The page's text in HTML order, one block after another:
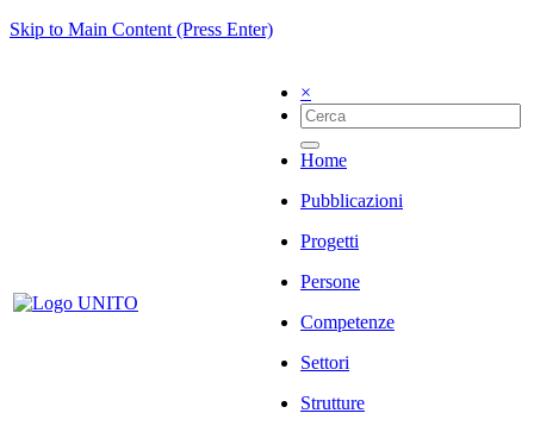
Skip to Main Content (Press Enter)
×
Home
Pubblicazioni
Progetti
Persone
Competenze
Settori
Strutture